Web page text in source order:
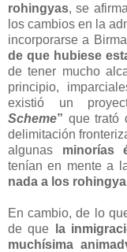
rohingyas, se
los cambios en la
incorporarse a
de que hubiese
de tener mucho
principio,
existió un
Scheme” que trató
delimitación
algunas minorías
tenían en mente a
nada a los
En cambio, de lo
de que
la
muchísima